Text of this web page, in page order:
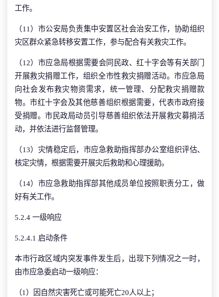
工作。
（11）市公安局负责集中安置区社会治安工作，协助组织
灾区群众紧急转移安置工作，参与配合有关救灾工作。
（12）市应急局根据需要会同民政、红十字会等有关部门
开展救灾捐赠工作，组织全市性救灾捐赠活动。市应急局
向社会发布救灾物资需求，统一管理、分配救灾捐赠款
物。市红十字会及其他慈善组织根据需要，代表市政府接
受捐赠。市民政局动员引导慈善组织依法开展救灾募捐活
动，并依法进行监督管理。
（13）灾情稳定后，市应急救助指挥部办公室组织评估、
核定灾情，根据需要开展灾后救助和心理援助。
（14）市应急救助指挥部其他成员单位按照职责分工，做
好有关工作。
5.2.4 一级响应
5.2.4.1 启动条件
本市行政区域内突发事件发生后，出现下列情况之一时，
由市应急委启动一级响应：
（1）因自然灾害死亡或可能死亡20人以上；